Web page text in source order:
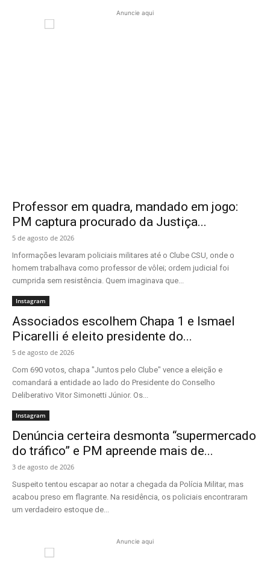
Anuncie aqui
Professor em quadra, mandado em jogo:
PM captura procurado da Justiça...
5 de agosto de 2026
Informações levaram policiais militares até o Clube CSU, onde o
homem trabalhava como professor de vôlei; ordem judicial foi
cumprida sem resistência. Quem imaginava que...
Instagram
Associados escolhem Chapa 1 e Ismael
Picarelli é eleito presidente do...
5 de agosto de 2026
Com 690 votos, chapa "Juntos pelo Clube" vence a eleição e
comandará a entidade ao lado do Presidente do Conselho
Deliberativo Vitor Simonetti Júnior. Os...
Instagram
Denúncia certeira desmonta “supermercado
do tráfico” e PM apreende mais de...
3 de agosto de 2026
Suspeito tentou escapar ao notar a chegada da Polícia Militar, mas
acabou preso em flagrante. Na residência, os policiais encontraram
um verdadeiro estoque de...
Anuncie aqui